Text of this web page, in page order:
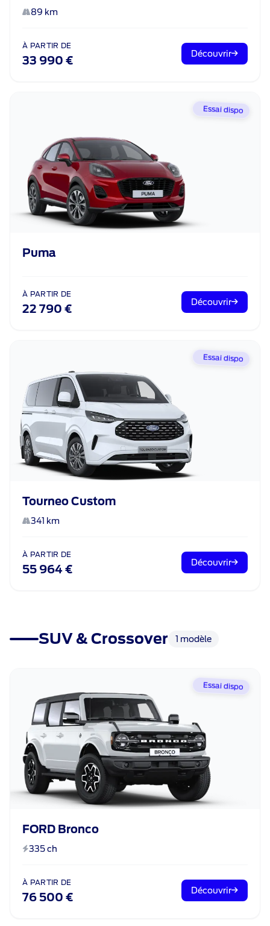
89 km
À PARTIR DE
33 990 €
Découvrir
Essai dispo
Puma
À PARTIR DE
22 790 €
Découvrir
Essai dispo
Tourneo Custom
341 km
À PARTIR DE
55 964 €
Découvrir
SUV & Crossover 1 modèle
Essai dispo
FORD Bronco
335 ch
À PARTIR DE
76 500 €
Découvrir